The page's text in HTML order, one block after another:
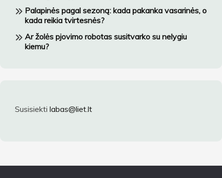
Palapinės pagal sezoną: kada pakanka vasarinės, o
kada reikia tvirtesnės?
Ar žolės pjovimo robotas susitvarko su nelygiu
kiemu?
Susisiekti labas@liet.lt